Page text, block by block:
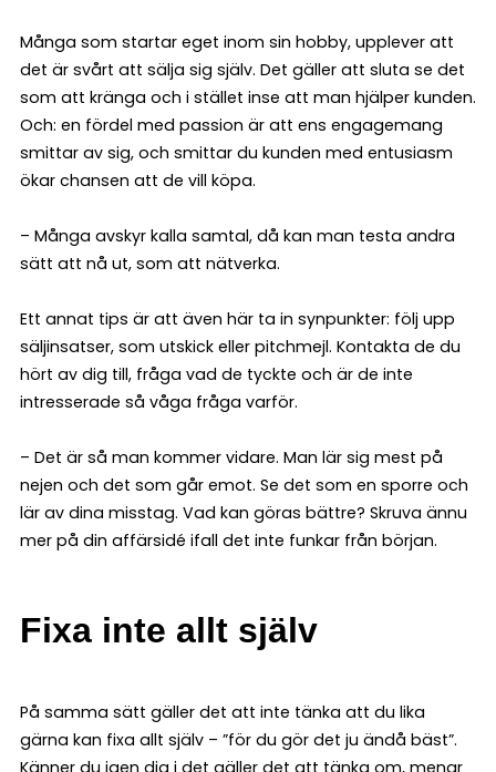
Många som startar eget inom sin hobby, upplever att
det är svårt att sälja sig själv. Det gäller att sluta se det
som att kränga och i stället inse att man hjälper kunden.
Och: en fördel med passion är att ens engagemang
smittar av sig, och smittar du kunden med entusiasm
ökar chansen att de vill köpa.
– Många avskyr kalla samtal, då kan man testa andra
sätt att nå ut, som att nätverka.
Ett annat tips är att även här ta in synpunkter: följ upp
säljinsatser, som utskick eller pitchmejl. Kontakta de du
hört av dig till, fråga vad de tyckte och är de inte
intresserade så våga fråga varför.
– Det är så man kommer vidare. Man lär sig mest på
nejen och det som går emot. Se det som en sporre och
lär av dina misstag. Vad kan göras bättre? Skruva ännu
mer på din affärsidé ifall det inte funkar från början.
Fixa inte allt själv
På samma sätt gäller det att inte tänka att du lika
gärna kan fixa allt själv – ”för du gör det ju ändå bäst”.